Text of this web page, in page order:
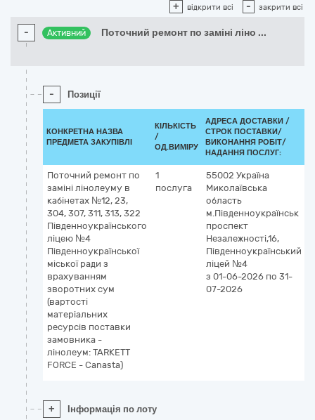
+ відкрити всі - закрити всі
- Активний Поточний ремонт по заміні ліно ...
- Позиції
КОНКРЕТНА НАЗВА
ПРЕДМЕТА ЗАКУПІВЛІ
КІЛЬКІСТЬ
/
ОД.ВИМІРУ
АДРЕСА ДОСТАВКИ /
СТРОК ПОСТАВКИ/
ВИКОНАННЯ РОБІТ/
НАДАННЯ ПОСЛУГ:
Поточний ремонт по
заміні лінолеуму в
кабінетах №12, 23,
304, 307, 311, 313, 322
Південноукраїнського
ліцею №4
Південноукраїнської
міської ради з
врахуванням
зворотних сум
(вартості
матеріальних
ресурсів поставки
замовника -
лінолеум: TARKETT
FORCE - Canasta)
1
послуга
55002 Україна
Миколаївська
область
м.Південноукраїнськ
проспект
Незалежності,16,
Південноукраїнський
ліцей №4
з 01-06-2026 по 31-
07-2026
+ Інформація по лоту